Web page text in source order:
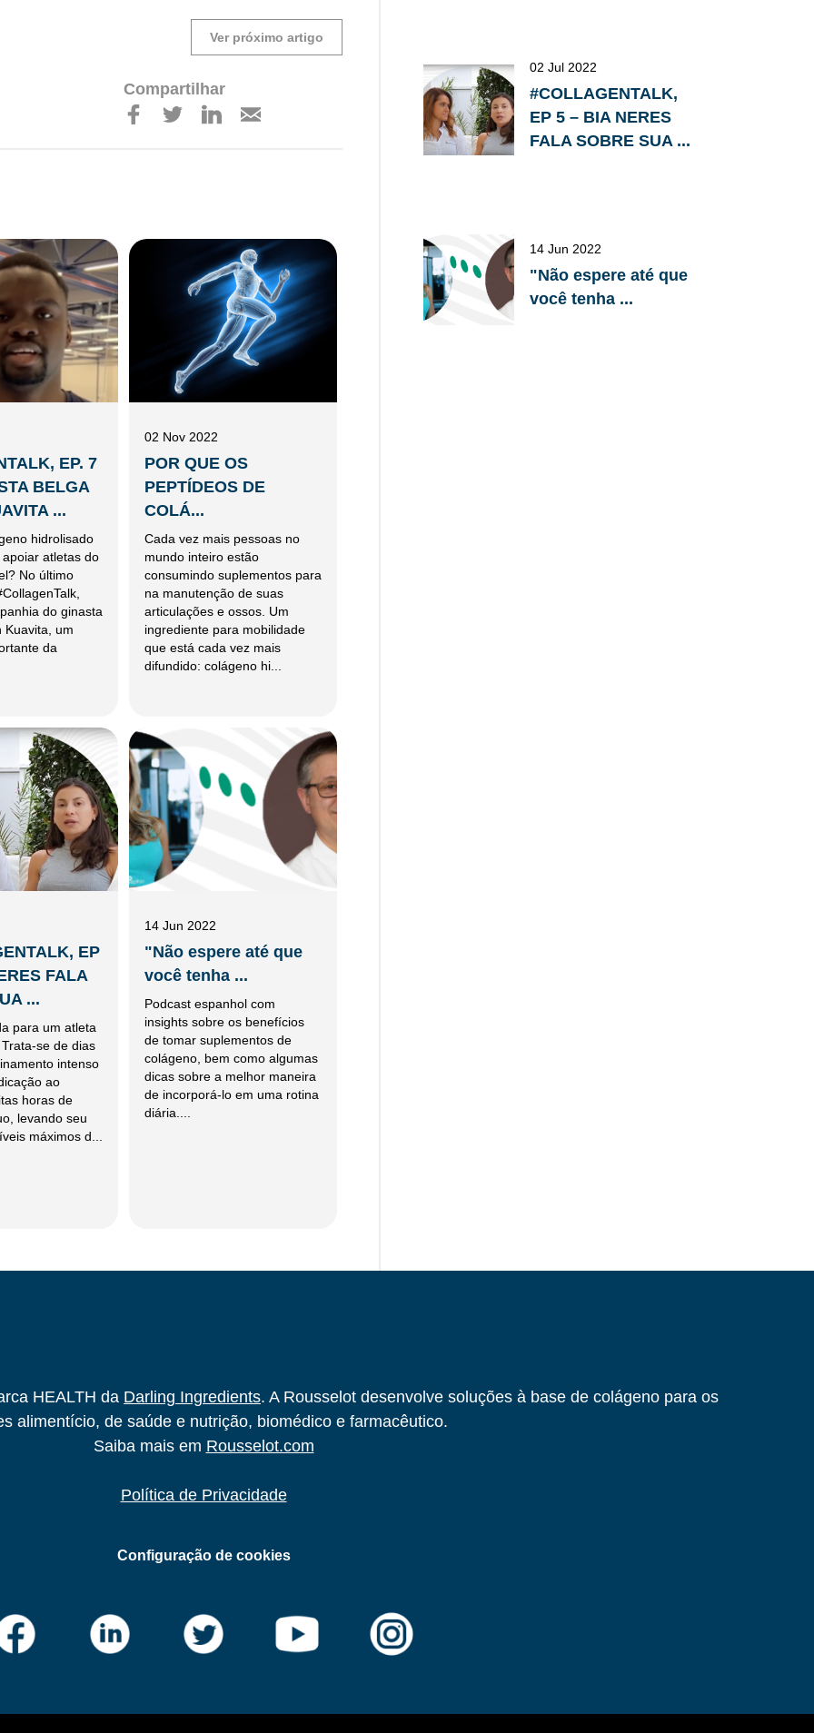
Ver próximo artigo
Compartilhar
EP. 7
BELGA
...
hidrolisado
atletas do
No último
do ginasta
Kuavita, um
da
02 Nov 2022
POR QUE OS
PEPTÍDEOS DE
COLÁ...
Cada vez mais pessoas no
mundo inteiro estão
consumindo suplementos para
na manutenção de suas
articulações e ossos. Um
ingrediente para mobilidade
que está cada vez mais
difundido: colágeno hi...
EP
FALA
...
para um atleta
se de dias
intenso
ao
horas de
levando seu
máximos d...
14 Jun 2022
"Não espere até que
você tenha ...
Podcast espanhol com
insights sobre os benefícios
de tomar suplementos de
colágeno, bem como algumas
dicas sobre a melhor maneira
de incorporá-lo em uma rotina
diária....
02 Jul 2022
#COLLAGENTALK,
EP 5 – BIA NERES
FALA SOBRE SUA ...
14 Jun 2022
"Não espere até que
você tenha ...
HEALTH da Darling Ingredients. A Rousselot desenvolve soluções à base de colágeno para os
alimentício, de saúde e nutrição, biomédico e farmacêutico.
Saiba mais em Rousselot.com
Política de Privacidade
Configuração de cookies